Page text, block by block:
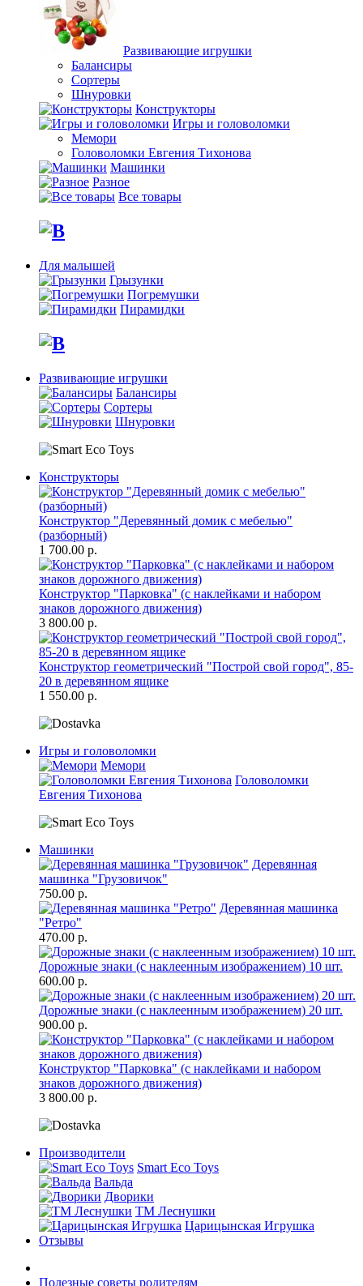
Развивающие игрушки
Балансиры
Сортеры
Шнуровки
Конструкторы
Игры и головоломки
Мемори
Головоломки Евгения Тихонова
Машинки
Разное
Все товары
Для малышей
Грызунки
Погремушки
Пирамидки
Развивающие игрушки
Балансиры
Сортеры
Шнуровки
Конструкторы
Конструктор "Деревянный домик с мебелью"
(разборный)
1 700.00 р.
Конструктор "Парковка" (с наклейками и набором
знаков дорожного движения)
3 800.00 р.
Конструктор геометрический "Построй свой город", 85-
20 в деревянном ящике
1 550.00 р.
Игры и головоломки
Мемори
Головоломки
Евгения Тихонова
Машинки
Деревянная
машинка "Грузовичок"
750.00 р.
Деревянная машинка
"Ретро"
470.00 р.
Дорожные знаки (с наклеенным изображением) 10 шт.
600.00 р.
Дорожные знаки (с наклеенным изображением) 20 шт.
900.00 р.
Конструктор "Парковка" (с наклейками и набором
знаков дорожного движения)
3 800.00 р.
Производители
Smart Eco Toys
Вальда
Дворики
ТМ Леснушки
Царицынская Игрушка
Отзывы
Полезные советы родителям